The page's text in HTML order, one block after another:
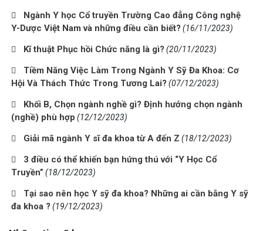
Ngành Y học Cổ truyền Trường Cao đẳng Công nghệ
Y-Dược Việt Nam và những điều cần biết? (16/11/2023)
Kĩ thuật Phục hồi Chức năng là gì? (20/11/2023)
Tiềm Năng Việc Làm Trong Ngành Y Sỹ Đa Khoa: Cơ
Hội Và Thách Thức Trong Tương Lai? (07/12/2023)
Khối B, Chọn ngành nghề gì? Định hướng chọn ngành
(nghề) phù hợp (12/12/2023)
Giải mã ngành Y sĩ đa khoa từ A đến Z (18/12/2023)
3 điều có thể khiến bạn hứng thú với “Y Học Cổ
Truyền” (18/12/2023)
Tại sao nên học Y sỹ đa khoa? Những ai cần bằng Y sỹ
đa khoa ? (19/12/2023)